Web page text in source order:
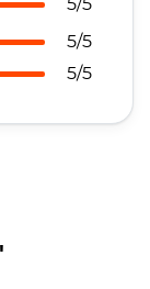
5/5
5/5
5/5